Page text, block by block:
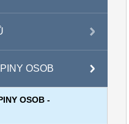
OSOB
OSOB -